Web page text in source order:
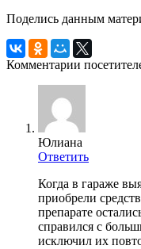
Поделись данным
Комментарии
Юлиана
Ответить
Когда в гараже
приобрели
препарате
справился с
исключил их